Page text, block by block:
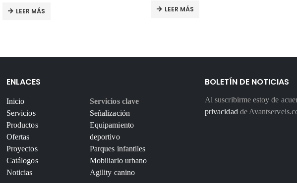
LEER MÁS LEER MÁS
ENLACES
Inicio
Servicios
Productos
Ofertas
Proyectos
Catálogos
Noticias
Servicios clave
Señalización
Equipamiento
deportivo
Parques infantiles
Mobiliario urbano
Agility canino
BOLETÍN DE NOTICIAS
Al suscribirme estoy de
privacidadde